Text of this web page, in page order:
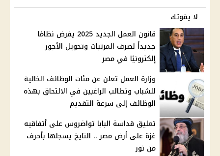
لا يفوتك
قانون العمل الجديد 2025 يفرض نظامًا
جديداً لصرف المرتبات وتحويل الأجور
إلكترونيًا في مصر
وزارة العمل تعلن عن مئات الوظائف الخالية
للشباب وتطالب الراغبين في الالتحاق بهذه
الوظائف إلى سرعة التقديم
تعليق قداسة البابا تواضروس على أتفاقيه
غزة على أرض مصر .. التايخ يسجلها بأحرف
من نور